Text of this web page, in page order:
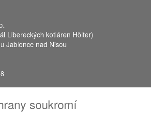
Libereckých kotláren Hölter)
Jablonce nad Nisou
590
soukromí